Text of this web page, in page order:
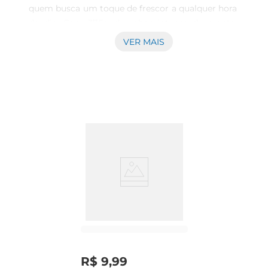
quem busca um toque de frescor a qualquer hora
esses drops são ideais para refrescar o hálito e
garante um sabor marcante e duradouro. Ao
VER MAIS
R$ 9,99